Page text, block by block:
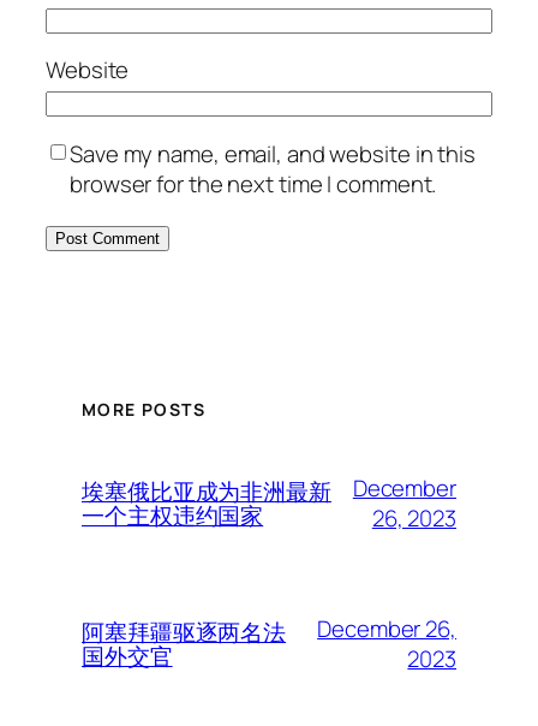
Website
Save my name, email, and website in this
browser for the next time I comment.
MORE POSTS
埃塞俄比亚成为非洲最新
一个主权违约国家
December
26, 2023
阿塞拜疆驱逐两名法
国外交官
December 26,
2023